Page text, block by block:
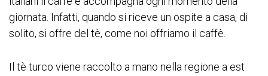
giornata. Infatti, quando si riceve un ospite a casa, di
solito, si offre del tè, come noi offriamo il caffè.
Il tè turco viene raccolto a mano nella regione a est